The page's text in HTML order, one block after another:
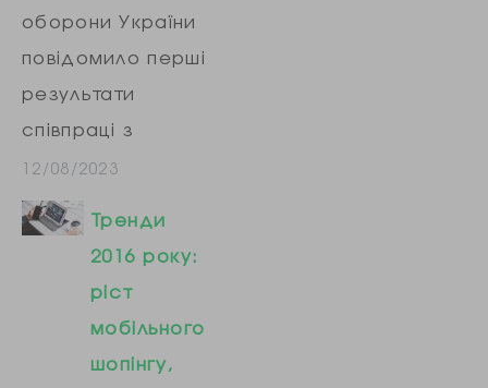
оборони України
повідомило перші
результати
співпраці з
приватними
компаніями щодо
залучення людей
до Збройних сил.
«З моменту
між Міноборони
12/08/2023
Тренди
2016 року:
ріст
мобільного
шопінгу,